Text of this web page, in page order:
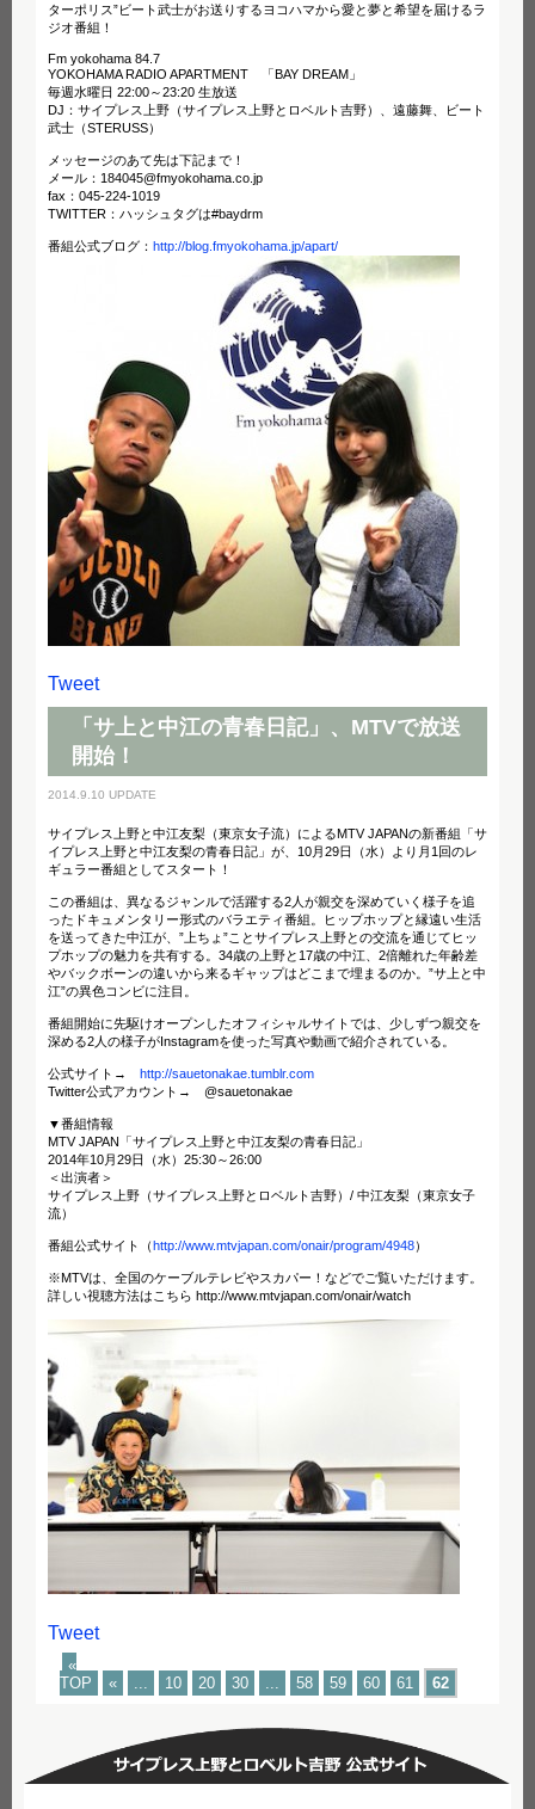
ターポリス”ビート武士がお送りするヨコハマから愛と夢と希望を届けるラ
ジオ番組！
Fm yokohama 84.7
YOKOHAMA RADIO APARTMENT 「BAY DREAM」
毎週水曜日 22:00～23:20 生放送
DJ：サイプレス上野（サイプレス上野とロベルト吉野）、遠藤舞、ビート
武士（STERUSS）
メッセージのあて先は下記まで！
メール：184045@fmyokohama.co.jp
fax：045-224-1019
TWITTER：ハッシュタグは#baydrm
番組公式ブログ： http://blog.fmyokohama.jp/apart/
Tweet
「サ上と中江の青春日記」、MTVで放送
開始！
2014.9.10 UPDATE
サイプレス上野と中江友梨（東京女子流）によるMTV JAPANの新番組「サ
イプレス上野と中江友梨の青春日記」が、10月29日（水）より月1回のレ
ギュラー番組としてスタート！
この番組は、異なるジャンルで活躍する2人が親交を深めていく様子を追
ったドキュメンタリー形式のバラエティ番組。ヒップホップと縁遠い生活
を送ってきた中江が、”上ちょ”ことサイプレス上野との交流を通じてヒッ
プホップの魅力を共有する。34歳の上野と17歳の中江、2倍離れた年齢差
やバックボーンの違いから来るギャップはどこまで埋まるのか。”サ上と中
江”の異色コンビに注目。
番組開始に先駆けオープンしたオフィシャルサイトでは、少しずつ親交を
深める2人の様子がInstagramを使った写真や動画で紹介されている。
公式サイト→ http://sauetonakae.tumblr.com
Twitter公式アカウント→ @sauetonakae
▼番組情報
MTV JAPAN「サイプレス上野と中江友梨の青春日記」
2014年10月29日（水）25:30～26:00
＜出演者＞
サイプレス上野（サイプレス上野とロベルト吉野）/ 中江友梨（東京女子
流）
番組公式サイト（http://www.mtvjapan.com/onair/program/4948）
※MTVは、全国のケーブルテレビやスカパー！などでご覧いただけます。
詳しい視聴方法はこちら http://www.mtvjapan.com/onair/watch
Tweet
«
TOP
« ... 10 20 30 ... 58 59 60 61 62